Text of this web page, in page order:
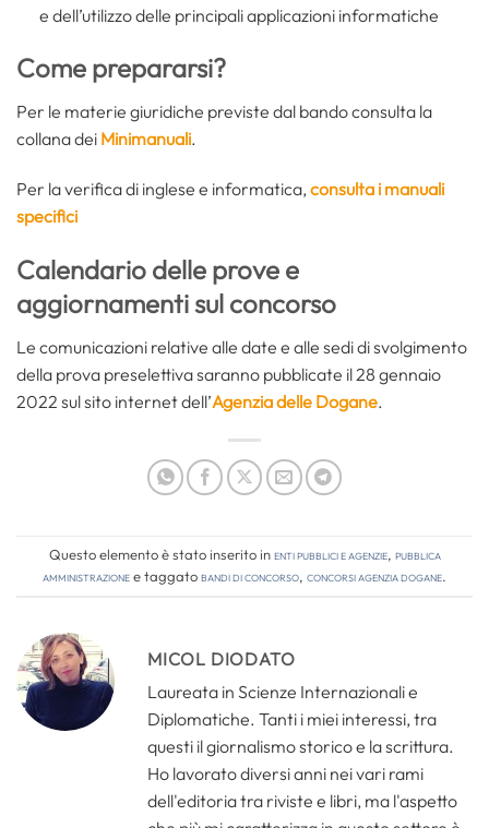
e dell’utilizzo delle principali applicazioni informatiche
Come prepararsi?
Per le materie giuridiche previste dal bando consulta la
collana dei Minimanuali.
Per la verifica di inglese e informatica,consulta i manuali
specifici
Calendario delle prove e
aggiornamenti sul concorso
Le comunicazioni relative alle date e alle sedi di svolgimento
della prova preselettiva saranno pubblicate il 28 gennaio
2022 sul sito internet dell’Agenzia delle Dogane.
Questo elemento è stato inserito inEnti pubblici e agenzie, Pubblica
amministrazionee taggatobandi di concorso, concorsi agenzia dogane.
MICOL DIODATO
Laureata in Scienze Internazionali e
Diplomatiche. Tanti i miei interessi, tra
questi il giornalismo storico e la scrittura.
Ho lavorato diversi anni nei vari rami
dell'editoria tra riviste e libri, ma l'aspetto